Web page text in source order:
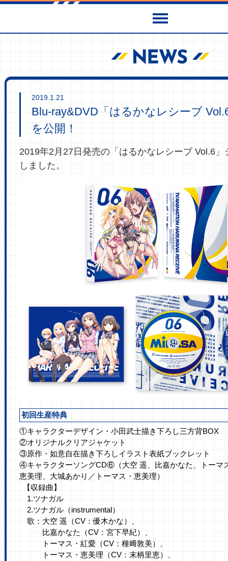
2019.1.21
Blu-ray&DVD「はるかなレシーブ
を公開！
2019年2月27日発売の「はるかなレシーブ Vol.6
しました。
初回生産特典
①キャラクターデザイン・小田武士描き下ろし三方背BOX
②オリジナルクリアジャケット
③原作・如意自在描き下ろしイラスト表紙ブックレット
④キャラクターソングCD⑥（大空 遥、比嘉かなた、トーマ
恵美理、大城あかり／トーマス・恵美理）
【収録曲】
1.ツナガル
2.ツナガル（instrumental）
歌：大空 遥（CV：優木かな）、
比嘉かなた（CV：宮下早紀）、
トーマス・紅愛（CV：種﨑敦美）、
トーマス・恵美理（CV：末柄里恵）、